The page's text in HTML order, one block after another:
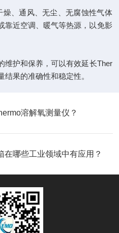
、通风、无尘、无腐蚀性气体
靠近空调、暖气等热源，以免影
护和保养，可以有效延长Ther
果的准确性和稳定性。
溶解氧测量仪？
在哪些工业领域中有应用？